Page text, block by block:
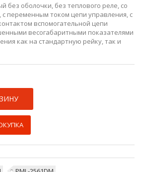
без оболочки, без теплового реле, со
переменным током цепи управления, с
вспомогательной цепи
весогабаритными показателями
как на стандартную рейку, так и